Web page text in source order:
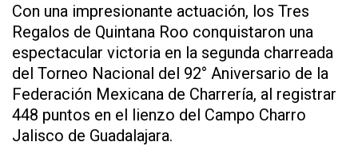
Con una impresionante actuación, los Tres
Regalos de Quintana Roo conquistaron una
espectacular victoria en la segunda charreada
del Torneo Nacional del 92° Aniversario de la
Federación Mexicana de Charrería, al registrar
448 puntos en el lienzo del Campo Charro
Jalisco de Guadalajara.